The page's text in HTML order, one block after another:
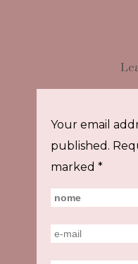
Your email
published.
marked *